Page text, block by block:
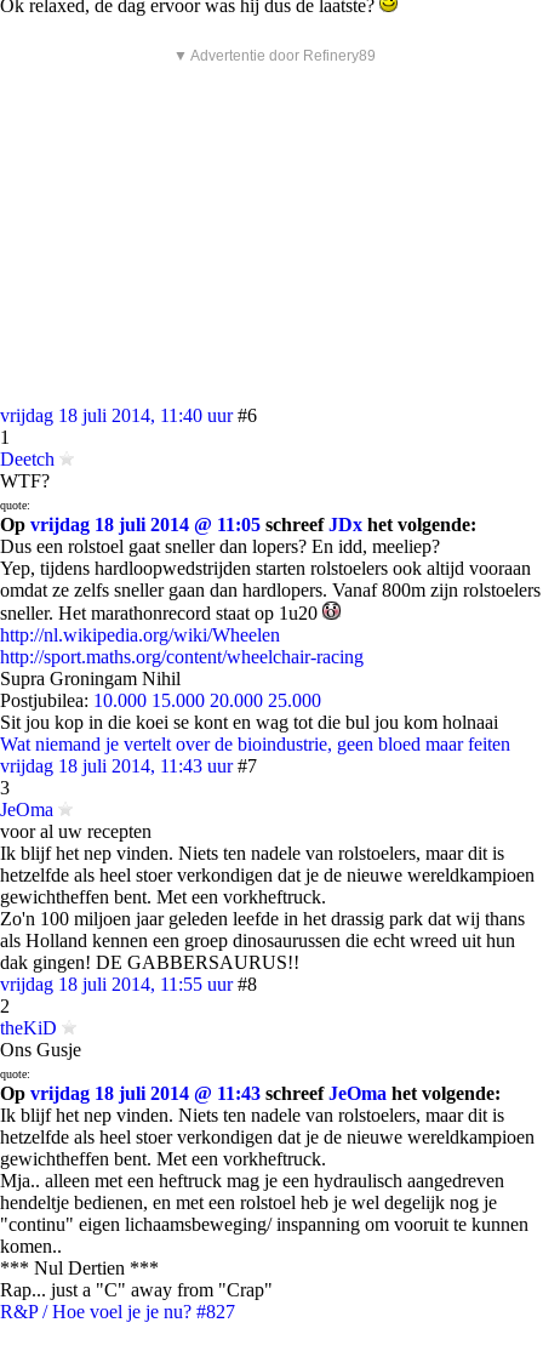
Ok relaxed, de dag ervoor was hij dus de laatste?
▼ Advertentie door Refinery89
vrijdag 18 juli 2014, 11:40 uur #6
1
Deetch
WTF?
quote:
Op vrijdag 18 juli 2014 @ 11:05 schreefJDx het volgende:
Dus een rolstoel gaat sneller dan lopers? En idd, meeliep?
Yep, tijdens hardloopwedstrijden starten rolstoelers ook altijd vooraan
omdat ze zelfs sneller gaan dan hardlopers. Vanaf 800m zijn rolstoelers
sneller. Het marathonrecord staat op 1u20
http://nl.wikipedia.org/wiki/Wheelen
http://sport.maths.org/content/wheelchair-racing
Supra Groningam Nihil
Postjubilea: 10.000 15.000 20.000 25.000
Sit jou kop in die koei se kont en wag tot die bul jou kom holnaai
Wat niemand je vertelt over de bioindustrie, geen bloed maar feiten
vrijdag 18 juli 2014, 11:43 uur #7
3
JeOma
voor al uw recepten
Ik blijf het nep vinden. Niets ten nadele van rolstoelers, maar dit is
hetzelfde als heel stoer verkondigen dat je de nieuwe wereldkampioen
gewichtheffen bent. Met een vorkheftruck.
Zo'n 100 miljoen jaar geleden leefde in het drassig park dat wij thans
als Holland kennen een groep dinosaurussen die echt wreed uit hun
dak gingen! DE GABBERSAURUS!!
vrijdag 18 juli 2014, 11:55 uur #8
2
theKiD
Ons Gusje
quote:
Op vrijdag 18 juli 2014 @ 11:43 schreefJeOma het volgende:
Ik blijf het nep vinden. Niets ten nadele van rolstoelers, maar dit is
hetzelfde als heel stoer verkondigen dat je de nieuwe wereldkampioen
gewichtheffen bent. Met een vorkheftruck.
Mja.. alleen met een heftruck mag je een hydraulisch aangedreven
hendeltje bedienen, en met een rolstoel heb je wel degelijk nog je
"continu" eigen lichaamsbeweging/ inspanning om vooruit te kunnen
komen..
*** Nul Dertien ***
Rap... just a "C" away from "Crap"
R&P / Hoe voel je je nu? #827